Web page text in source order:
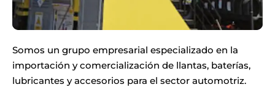
Somos un grupo empresarial especializado en la
importación y comercialización de llantas, baterías,
lubricantes y accesorios para el sector automotriz.